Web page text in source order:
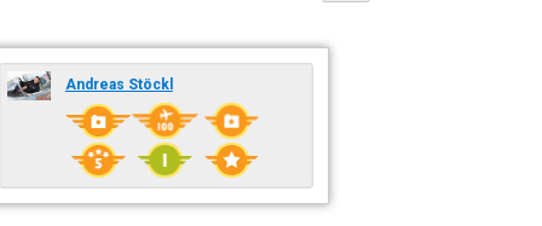
Andreas Stöckl